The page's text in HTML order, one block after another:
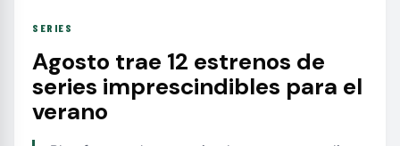
SERIES
Agosto trae 12 estrenos de
series imprescindibles para el
verano